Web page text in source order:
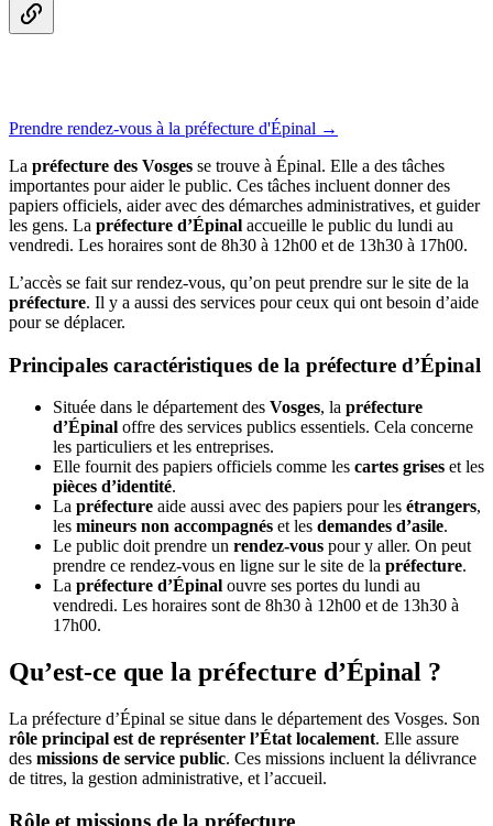
Prendre rendez-vous à la préfecture d'Épinal →
La préfecture des Vosges se trouve à Épinal. Elle a des tâches
importantes pour aider le public. Ces tâches incluent donner des
papiers officiels, aider avec des démarches administratives, et guider
les gens. La préfecture d’Épinal accueille le public du lundi au
vendredi. Les horaires sont de 8h30 à 12h00 et de 13h30 à 17h00.
L’accès se fait sur rendez-vous, qu’on peut prendre sur le site de la
préfecture. Il y a aussi des services pour ceux qui ont besoin d’aide
pour se déplacer.
Principales caractéristiques de la préfecture d’Épinal
Située dans le département des Vosges, la préfecture
d’Épinal offre des services publics essentiels. Cela concerne
les particuliers et les entreprises.
Elle fournit des papiers officiels comme les cartes grises et les
pièces d’identité.
La préfecture aide aussi avec des papiers pour les étrangers,
les mineurs non accompagnés et les demandes d’asile.
Le public doit prendre un rendez-vous pour y aller. On peut
prendre ce rendez-vous en ligne sur le site de la préfecture.
La préfecture d’Épinal ouvre ses portes du lundi au
vendredi. Les horaires sont de 8h30 à 12h00 et de 13h30 à
17h00.
Qu’est-ce que la préfecture d’Épinal ?
La préfecture d’Épinal se situe dans le département des Vosges. Son
rôle principal est de représenter l’État localement. Elle assure
des missions de service public. Ces missions incluent la délivrance
de titres, la gestion administrative, et l’accueil.
Rôle et missions de la préfecture